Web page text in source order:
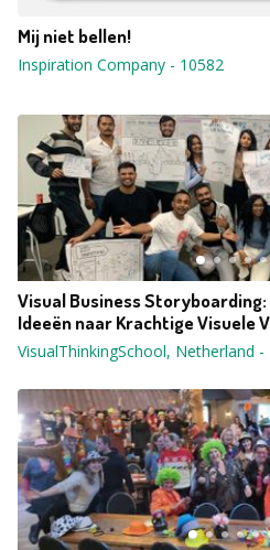
Mij niet bellen!
Inspiration Company - 10582
Visual Business
Ideeën naar Krachtige Visuele
VisualThinkingSchool, Netherland -